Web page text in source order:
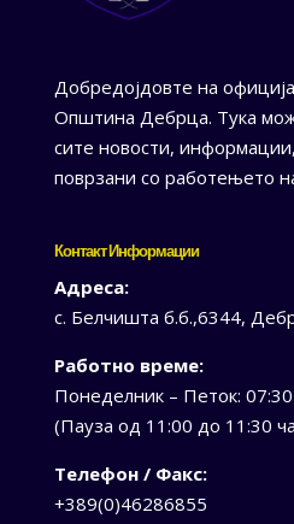
Добредојдовте на
Општина Дебрца. Тука
сите новости,
поврзани со работењето
Контакт Информации
Адреса:
с. Белчишта б.б.,6344,
Работно време:
Понеделник – Петок: 07:30
(Пауза од 11:00 до 11:30
Телефон / Факс:
+389(0)46286855